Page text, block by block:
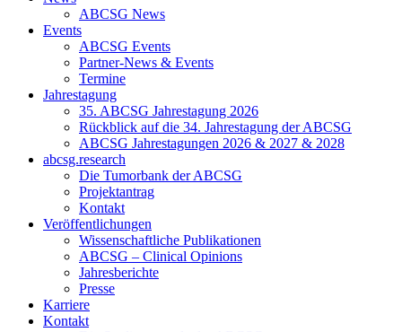
ABCSG News
Events
ABCSG Events
Partner-News & Events
Termine
Jahrestagung
35. ABCSG Jahrestagung 2026
Rückblick auf die 34. Jahrestagung der ABCSG
ABCSG Jahrestagungen 2026 & 2027 & 2028
abcsg.research
Die Tumorbank der ABCSG
Projektantrag
Kontakt
Veröffentlichungen
Wissenschaftliche Publikationen
ABCSG – Clinical Opinions
Jahresberichte
Presse
Karriere
Kontakt